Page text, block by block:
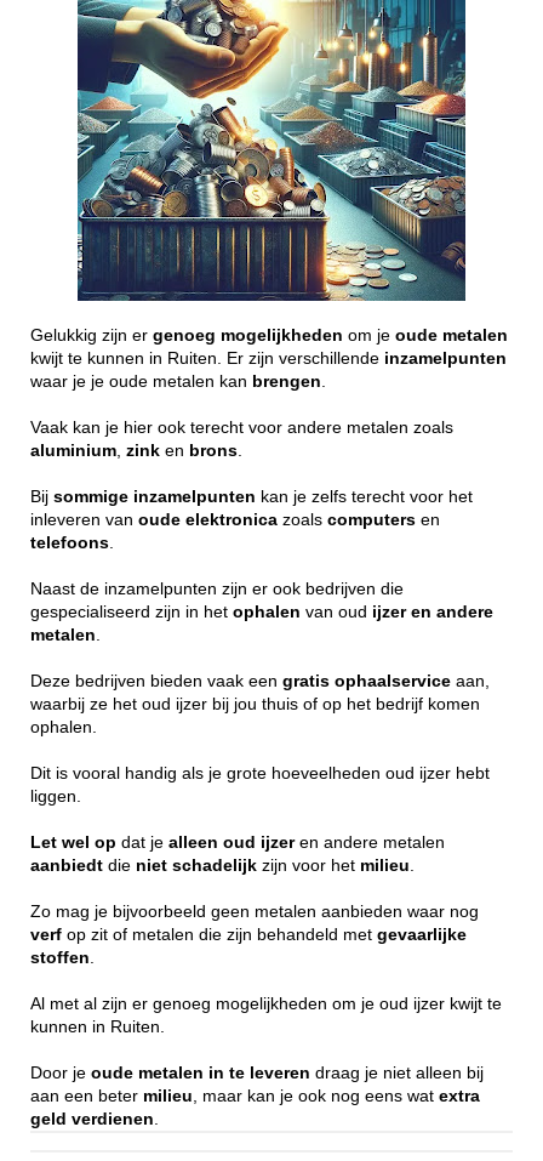
Gelukkig zijn er genoeg mogelijkheden om je oude metalen
kwijt te kunnen in Ruiten. Er zijn verschillende inzamelpunten
waar je je oude metalen kan brengen.
Vaak kan je hier ook terecht voor andere metalen zoals
aluminium, zink en brons.
Bij sommige inzamelpunten kan je zelfs terecht voor het
inleveren van oude elektronica zoals computers en
telefoons.
Naast de inzamelpunten zijn er ook bedrijven die
gespecialiseerd zijn in het ophalen van oud ijzer en andere
metalen.
Deze bedrijven bieden vaak een gratis ophaalservice aan,
waarbij ze het oud ijzer bij jou thuis of op het bedrijf komen
ophalen.
Dit is vooral handig als je grote hoeveelheden oud ijzer hebt
liggen.
Let wel op dat je alleen oud ijzeren andere metalen
aanbiedt die niet schadelijk zijn voor het milieu.
Zo mag je bijvoorbeeld geen metalen aanbieden waar nog
verf op zit of metalen die zijn behandeld met gevaarlijke
stoffen.
Al met al zijn er genoeg mogelijkheden om je oud ijzer kwijt te
kunnen in Ruiten.
Door je oude metalen in te leveren draag je niet alleen bij
aan een beter milieu, maar kan je ook nog eens wat extra
geld verdienen.